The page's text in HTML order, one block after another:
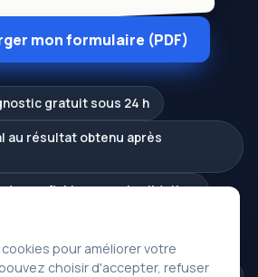
mon formulaire (PDF)
gratuit sous 24 h
au résultat obtenu après
vos fichiers avant validation
pour améliorer votre
choisir d'accepter, refuser